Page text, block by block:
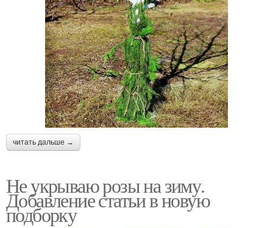
читать дальше →
Не укрываю розы на зиму.
Добавление статьи в новую
подборку